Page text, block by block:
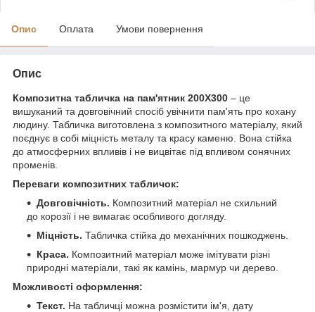
Опис Оплата Умови повернення
Опис
Композитна табличка на пам'ятник 200Х300 – це
вишуканий та довговічний спосіб увічнити пам'ять про кохану
людину. Табличка виготовлена з композитного матеріалу, який
поєднує в собі міцність металу та красу каменю. Вона стійка
до атмосферних впливів і не вицвітає під впливом сонячних
променів.
Переваги композитних табличок:
Довговічність. Композитний матеріал не схильний
до корозії і не вимагає особливого догляду.
Міцність. Табличка стійка до механічних пошкоджень.
Краса. Композитний матеріал може імітувати різні
природні матеріали, такі як камінь, мармур чи дерево.
Можливості оформлення:
Текст. На табличці можна розмістити ім'я, дату